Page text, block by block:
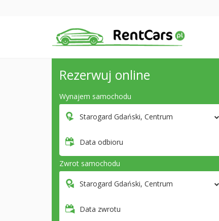
Rezerwuj online
Wynajem samochodu
Starogard Gdański, Centrum
Data odbioru
Zwrot samochodu
Starogard Gdański, Centrum
Data zwrotu